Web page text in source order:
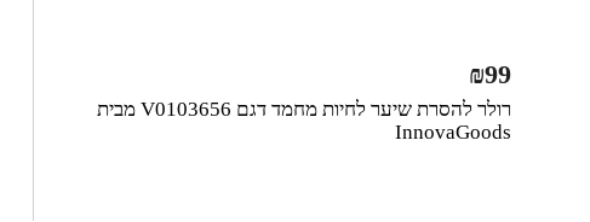
רולר להסרת שיער לחיות מחמד דגם V0103656 מבית
InnovaGoods
₪99